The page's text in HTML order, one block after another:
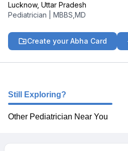
Lucknow, Uttar Pradesh
Pediatrician
MBBS,MD
Create your Abha Card
Still Exploring?
Other Pediatrician Near You